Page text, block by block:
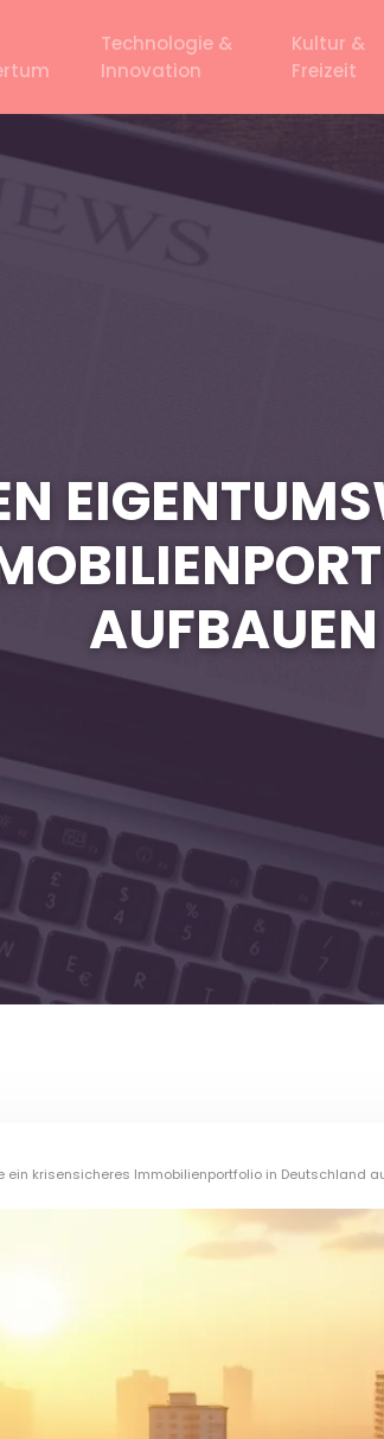
Technologie &
Innovation
Kultur &
Freizeit
AUFBAUEN
ein krisensicheres Immobilienportfolio in Deutschland